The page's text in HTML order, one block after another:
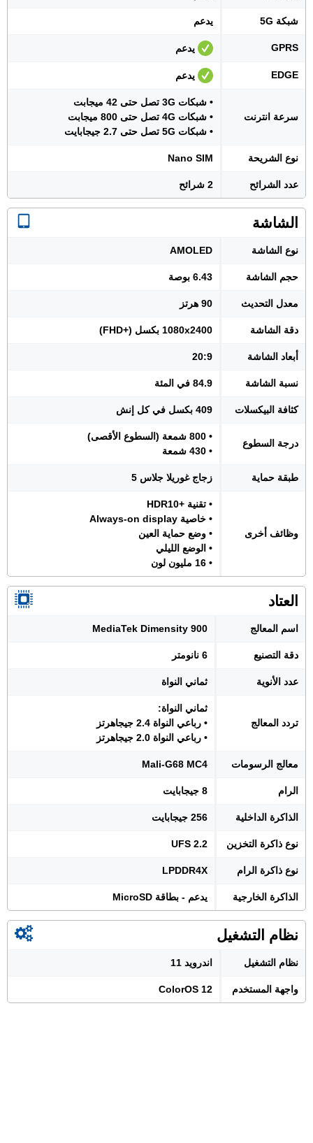
شبكة 5G يدعم
GPRS يدعم
EDGE يدعم
سرعة انترنت
• شبكات 3G تصل حتى 42 ميجابت
• شبكات 4G تصل حتى 800 ميجابت
• شبكات 5G تصل حتى 2.7 جيجابايت
نوع الشريحة Nano SIM
عدد الشرائح 2 شرائح
الشاشة
نوع الشاشة AMOLED
حجم الشاشة 6.43 بوصة
معدل التحديث 90 هرتز
دقة الشاشة 1080x2400 بكسل (+FHD)
أبعاد الشاشة 20:9
نسبة الشاشة 84.9 في المئة
كثافة البيكسلات 409 بكسل في كل إنش
درجة السطوع
• 800 شمعة (السطوع الأقصى)
• 430 شمعة
طبقة حماية زجاج غوريلا جلاس 5
وظائف أخرى
• تقنية +HDR10
• خاصية Always-on display
• وضع حماية العين
• الوضع الليلي
• 16 مليون لون
العتاد
اسم المعالج MediaTek Dimensity 900
دقة التصنيع 6 نانومتر
عدد الأنوية ثماني النواة
تردد المعالج
ثماني النواة:
• رباعي النواة 2.4 جيجاهرتز
• رباعي النواة 2.0 جيجاهرتز
معالج الرسومات Mali-G68 MC4
الرام 8 جيجابايت
الذاكرة الداخلية 256 جيجابايت
نوع ذاكرة التخزين UFS 2.2
نوع ذاكرة الرام LPDDR4X
الذاكرة الخارجية يدعم - بطاقة MicroSD
نظام التشغيل
نظام التشغيل اندرويد 11
واجهة المستخدم ColorOS 12